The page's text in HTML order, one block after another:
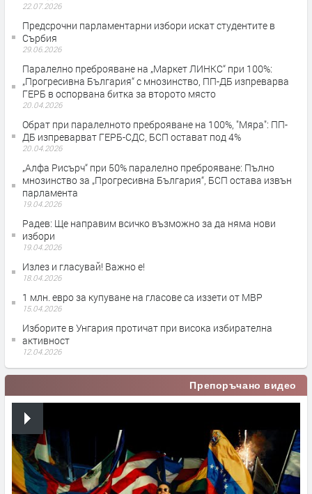
22.07.2026
Предсрочни парламентарни избори искат студентите в
Сърбия
29.06.2026
Паралелно преброяване на „Маркет ЛИНКС“ при 100%:
„Прогресивна България“ с мнозинство, ПП-ДБ изпреварва
ГЕРБ в оспорвана битка за второто място
20.04.2026
Обрат при паралелното преброяване на 100%, "Мяра": ПП-
ДБ изпреварват ГЕРБ-СДС, БСП остават под 4%
20.04.2026
„Алфа Рисърч“ при 50% паралелно преброяване: Пълно
мнозинство за „Прогресивна България“, БСП остава извън
парламента
19.04.2026
Радев: Ще направим всичко възможно за да няма нови
избори
19.04.2026
Излез и гласувай! Важно е!
18.04.2026
1 млн. евро за купуване на гласове са иззети от МВР
15.04.2026
Изборите в Унгария протичат при висока избирателна
активност
12.04.2026
Препоръчано видео